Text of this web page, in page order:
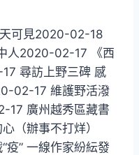
天可見2020-02-18
中人2020-02-17 《西
尋訪上野三碑 感
02-17 維護野活潑
17 廣州越秀區藏書
（辦事不打烊）
” 一線作家紛紜發